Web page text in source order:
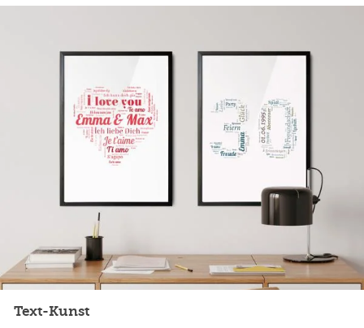
Text-Kunst